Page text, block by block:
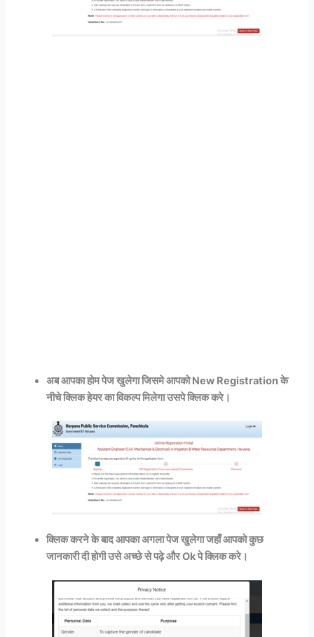
अब आपका होम पेज खुलेगा जिसमे आपको New Registration के
नीचे क्लिक हेयर का विकल्प मिलेगा उसपे क्लिक करे।
क्लिक करने के बाद आपका अगला पेज खुलेगा जहाँ आपको कुछ
जानकारी दी होगी उसे अच्छे से पढ़े और Ok पे क्लिक करे।